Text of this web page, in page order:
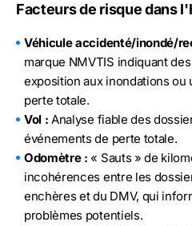
Facteurs de risque dans
Véhicule accidenté/inondé/
marque NMVTIS indiquant
exposition aux inondations
perte totale.
Vol : Analyse fiable des
événements de perte totale.
Odomètre : « Sauts » de
incohérences entre les
enchères et du DMV, qui
problèmes potentiels.